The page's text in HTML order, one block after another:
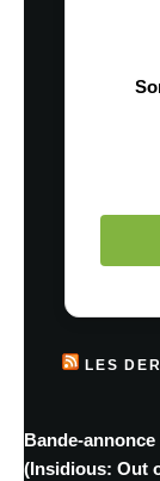
LES
Bande-
(Insidious: Out